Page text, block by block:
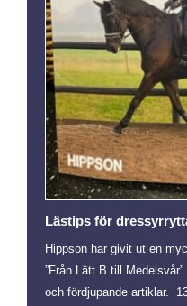
Lästips för
Hippson har givit ut en
”Från Lätt B till
och fördjupande artiklar.